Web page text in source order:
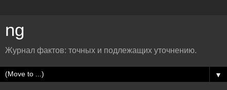
ng
Журнал фактов: точных и подлежащих уточнению.
▼